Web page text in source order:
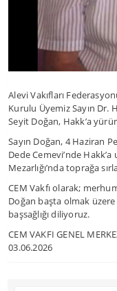
Alevi Vakıfları
Kurulu Üyemiz Sayın Dr.
Seyit Doğan, Hakk’a
Sayın Doğan, 4 Haziran
Dede Cemevi’nde
Mezarlığı’nda toprağa
CEM Vakfı olarak;
Doğan başta olmak üzere
başsağlığı diliyoruz.
CEM VAKFI GENEL
03.06.2026